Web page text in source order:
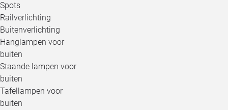
Spots
Railverlichting
Buitenverlichting
Hanglampen voor
buiten
Staande lampen voor
buiten
Tafellampen voor
buiten